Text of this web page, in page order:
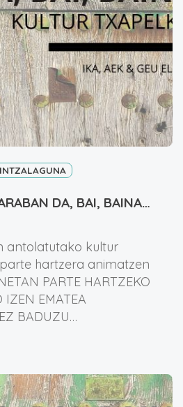
DA, BAI, BAINA…
antolatutako kultur
hartzera animatzen
PARTE HARTZEKO
IZEN EMATEA
BADUZU…